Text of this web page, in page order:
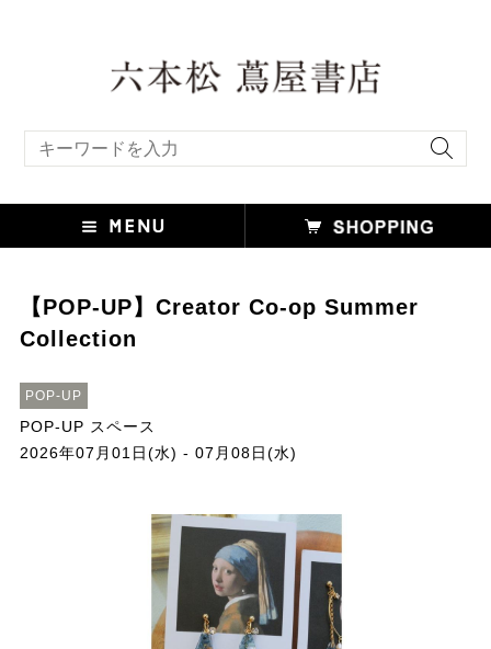
【POP-UP】Creator Co-op Summer
Collection
POP-UP
POP-UP スペース
2026年07月01日(水) - 07月08日(水)